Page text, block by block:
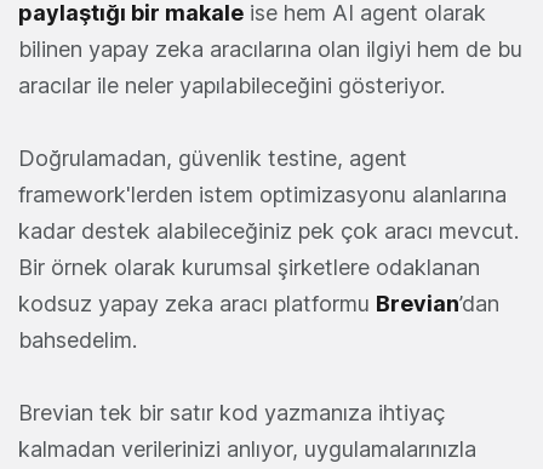
paylaştığı bir makale ise hem AI agent olarak
bilinen yapay zeka aracılarına olan ilgiyi hem de bu
aracılar ile neler yapılabileceğini gösteriyor.
Doğrulamadan, güvenlik testine, agent
framework'lerden istem optimizasyonu alanlarına
kadar destek alabileceğiniz pek çok aracı mevcut.
Bir örnek olarak kurumsal şirketlere odaklanan
kodsuz yapay zeka aracı platformu Brevian’dan
bahsedelim.
Brevian tek bir satır kod yazmanıza ihtiyaç
kalmadan verilerinizi anlıyor, uygulamalarınızla